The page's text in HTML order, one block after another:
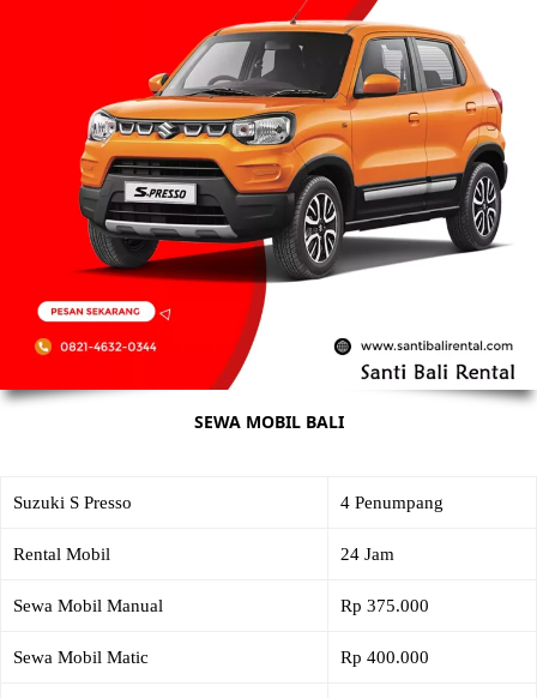
SEWA MOBIL BALI
Suzuki S Presso 4 Penumpang
Rental Mobil 24 Jam
Sewa Mobil Manual Rp 375.000
Sewa Mobil Matic Rp 400.000